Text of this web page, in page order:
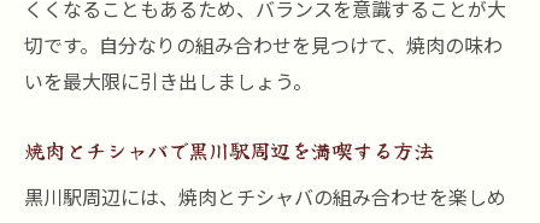
くくなることもあるため、バランスを意識することが大
切です。自分なりの組み合わせを見つけて、焼肉の味わ
いを最大限に引き出しましょう。
焼肉とチシャバで黒川駅周辺を満喫する方法
黒川駅周辺には、焼肉とチシャバの組み合わせを楽しめ